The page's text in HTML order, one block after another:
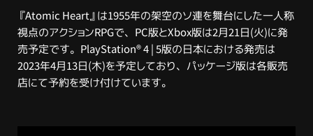
『Atomic Heart』は1955年の架空のソ連を舞台にした一人称
視点のアクションRPGで、PC版とXbox版は2月21日(火)に発
売予定です。PlayStation® 4 | 5版の日本における発売は
2023年4月13日(木)を予定しており、パッケージ版は各販売
店にて予約を受け付けています。